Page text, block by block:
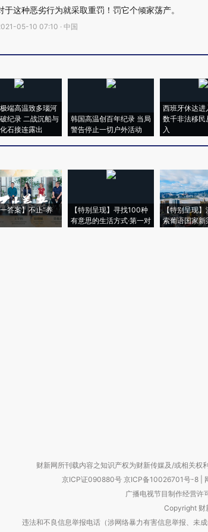
于这种恶劣行为就采取重罚！罚它个倾家荡产。
05-10 07:10 · 中国
端高温致多瑙河
纪录 二战沉船与
石接连露出
韩国高温创百年纪录 当局
警告停止一切户外活动
西班牙休达进
数千非法移民
入
答案】不止“养
【特别呈现】寻找100种
有意思的生活方式·第一对
【特别呈现】
索葡语国家新
财新网所刊载内容之知识产权为财新传媒及/或相关权
京ICP证090880号 京ICP备10026701号-8
广播电视节目制作经营许
Copyright 财
违法和不良信息举报电话（涉网络暴力有害信息举报、